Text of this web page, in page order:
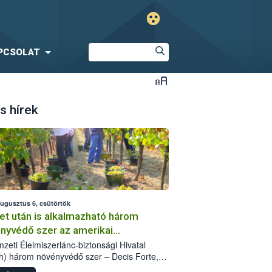
hírek
6, csütörtök
után is alkalmazható három
szer az amerikai
ellen
Élelmiszerlánc-biztonsági Hivatal
három növényvédő szer – Decis Forte,
24 EW, Oroganic – engedélyokiratát